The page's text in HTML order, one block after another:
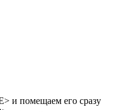
и помещаем его сразу